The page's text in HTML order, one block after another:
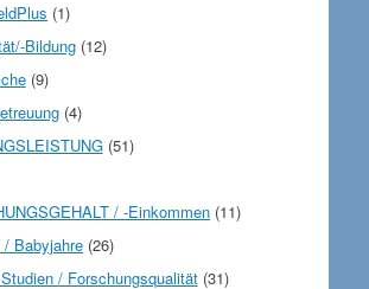
(1)
Bildung(12)
(9)
(4)
(51)
/ -Einkommen (11)
/ Babyjahre (26)
/ Forschungsqualität(31)